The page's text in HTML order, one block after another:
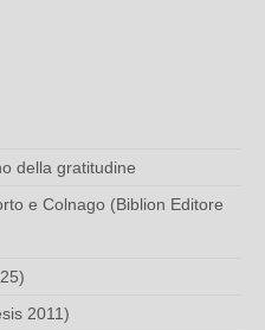
della gratitudine
e Colnago (Biblion Editore
2011)